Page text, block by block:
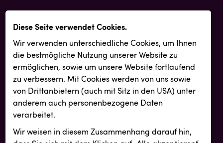
Diese Seite verwendet Cookies.
Wir verwenden unterschiedliche Cookies, um Ihnen
die best­mögliche Nutzung unserer Website zu
ermöglichen, sowie um unsere Website fortlaufend
zu verbessern. Mit Cookies werden von uns sowie
von Drittanbietern (auch mit Sitz in den USA) unter
anderem auch personenbezogene Daten
verarbeitet.
Wir weisen in diesem Zusammenhang darauf hin,